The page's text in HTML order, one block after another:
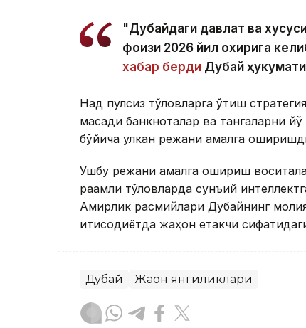
"Дубайдаги давлат ва
фоизи 2026 йил охирига
хабар берди Дубай
Нақд пулсиз тўловларга ўтиш
мақсади банкноталар ва тангаларни
бўйича улкан режани амалга
Ушбу режани амалга ошириш
рақамли тўловларда сунъий
Амирлик расмийлари Дубайнинг
иқтисодиётда жаҳон етакчи
Дубай Жаҳон янгиликлари